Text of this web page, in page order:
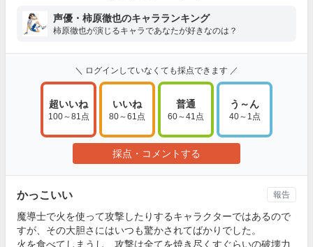
声優・柿原徹也のキャラランキング
柿原徹也が演じるキャラであなたが好きなのは？
＼ ログインしていなくても採点できます ／
超いいね
100～81点
いいね
80～61点
普通
60～41点
う～ん
40～1点
採点・コメントする
かっこいい
魔導士で火を使って攻撃したりするキャラクターではあるので
すが、その大胆さにはいつも驚かされてばかりでした。
火を食べてしまうし、攻撃は全てを焼き尽くすぐらいの破壊力
報告